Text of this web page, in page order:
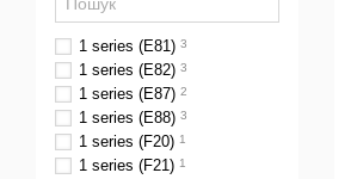
1 series (E81) 3
1 series (E82) 3
1 series (E87) 2
1 series (E88) 3
1 series (F20) 1
1 series (F21) 1